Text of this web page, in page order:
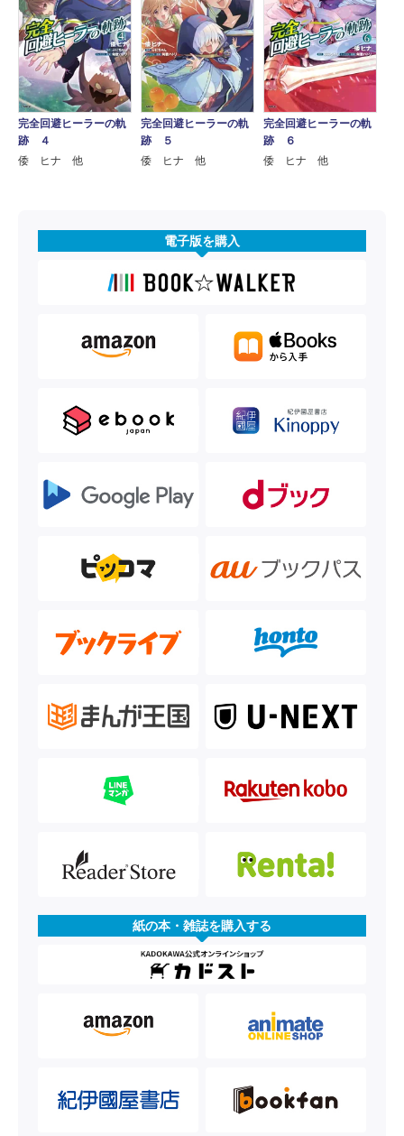
完全回避ヒーラーの軌
跡 ４
倭 ヒナ 他
完全回避ヒーラーの軌
跡 ５
倭 ヒナ 他
完全回避ヒーラーの軌
跡 ６
倭 ヒナ 他
電子版を購入
紙の本・雑誌を購入する